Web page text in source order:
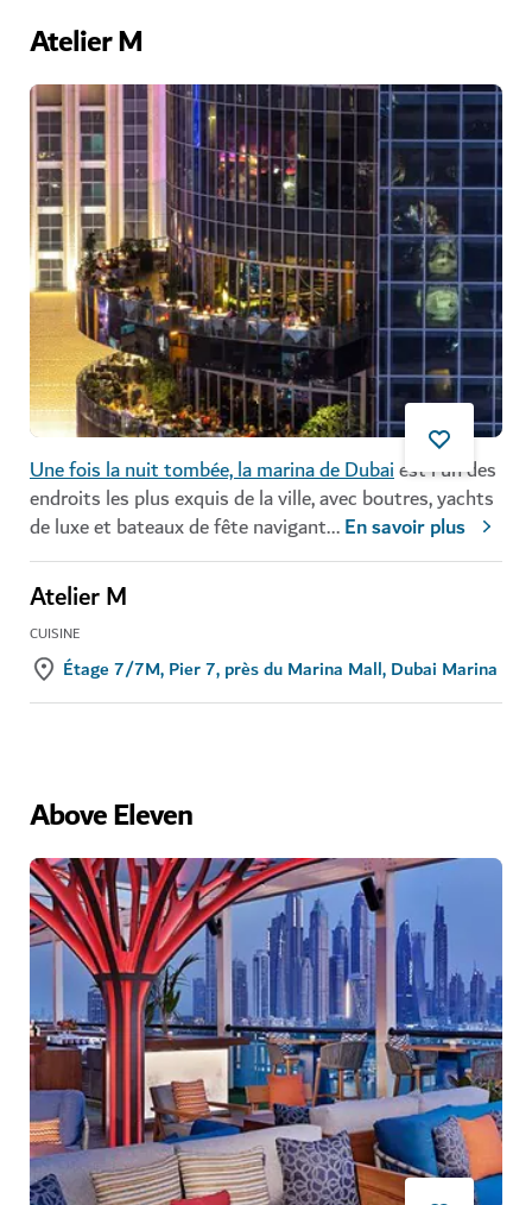
Atelier M
Une fois la nuit tombée, la marina de Dubaiest l'un des
endroits les plus exquis de la ville, avec boutres, yachts
de luxe et bateaux de fête navigant...En savoir plus
Atelier M
CUISINE
Étage 7/7M, Pier 7, près du Marina Mall, Dubai Marina
Above Eleven